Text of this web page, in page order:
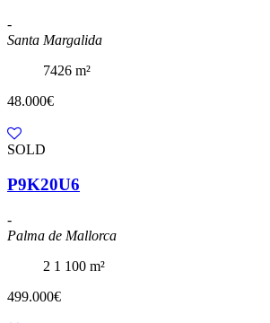
-
Santa Margalida
7426 m²
48.000€
SOLD
P9K20U6
-
Palma de Mallorca
2 1 100 m²
499.000€